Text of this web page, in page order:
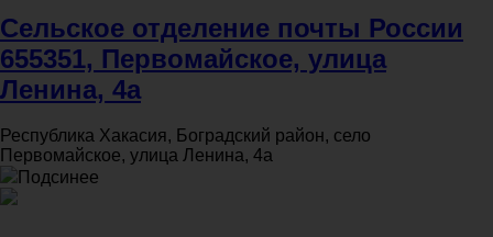
Сельское отделение почты России
655351, Первомайское, улица
Ленина, 4а
Республика Хакасия, Боградский район, село
Первомайское, улица Ленина, 4а
Подсинее